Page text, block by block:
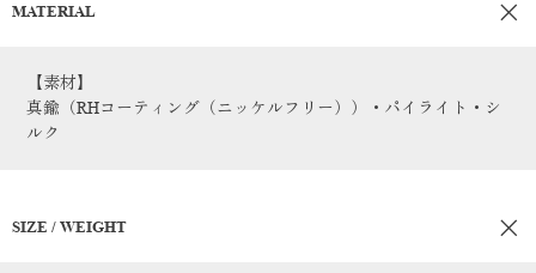
MATERIAL
【素材】
真鍮（RHコーティング（ニッケルフリー））・パイライト・シ
ルク
SIZE / WEIGHT